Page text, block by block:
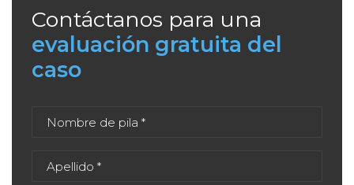
Contáctanos para una
evaluación gratuita del
caso